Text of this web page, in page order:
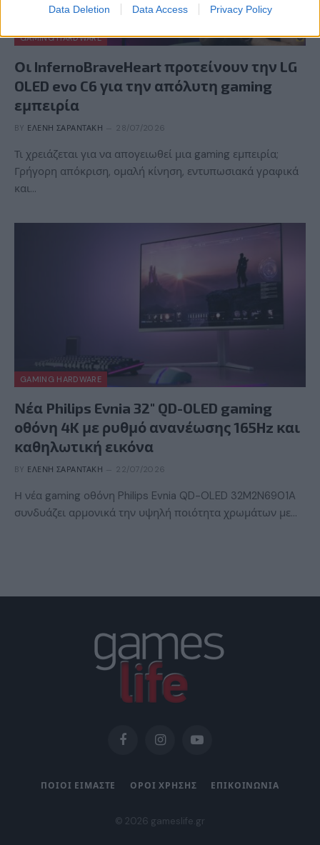
Data Deletion Data Access Privacy Policy
GAMING HARDWARE
Οι InfernoBraveHeart προτείνουν την LG
OLED evo C6 για την απόλυτη gaming
εμπειρία
BY ΕΛΈΝΗ ΣΑΡΑΝΤΆΚΗ 28/07/2026
Τι χρειάζεται για να απογειωθεί μια gaming εμπειρία;
Γρήγορη απόκριση, ομαλή κίνηση, εντυπωσιακά γραφικά
και…
GAMING HARDWARE
Νέα Philips Evnia 32″ QD-OLED gaming
οθόνη 4K με ρυθμό ανανέωσης 165Hz και
καθηλωτική εικόνα
BY ΕΛΈΝΗ ΣΑΡΑΝΤΆΚΗ 22/07/2026
Η νέα gaming οθόνη Philips Evnia QD-OLED 32M2N6901A
συνδυάζει αρμονικά την υψηλή ποιότητα χρωμάτων με…
FacebookInstagramYouTube
ΠΟΙΟΙ ΕΙΜΑΣΤΕ ΟΡΟΙ ΧΡΗΣΗΣ ΕΠΙΚΟΙΝΩΝΙΑ
© 2026 gameslife.gr